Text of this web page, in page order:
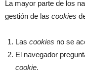
La mayor parte de los
gestión de las cookies
Las cookies no se
El navegador
cookie.